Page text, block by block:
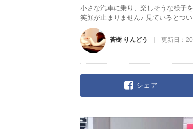
小さな汽車に乗り、楽しそうな様子
笑顔が止まりません♪ 見ているとつい
蒼樹 りんどう 更新日：
シェア